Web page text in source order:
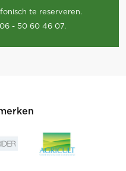
te reserveren.
- 50 60 46 07.